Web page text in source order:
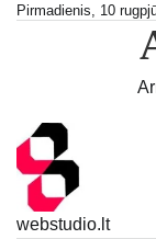
SkipPirmadienis, 10
webstudio.lt